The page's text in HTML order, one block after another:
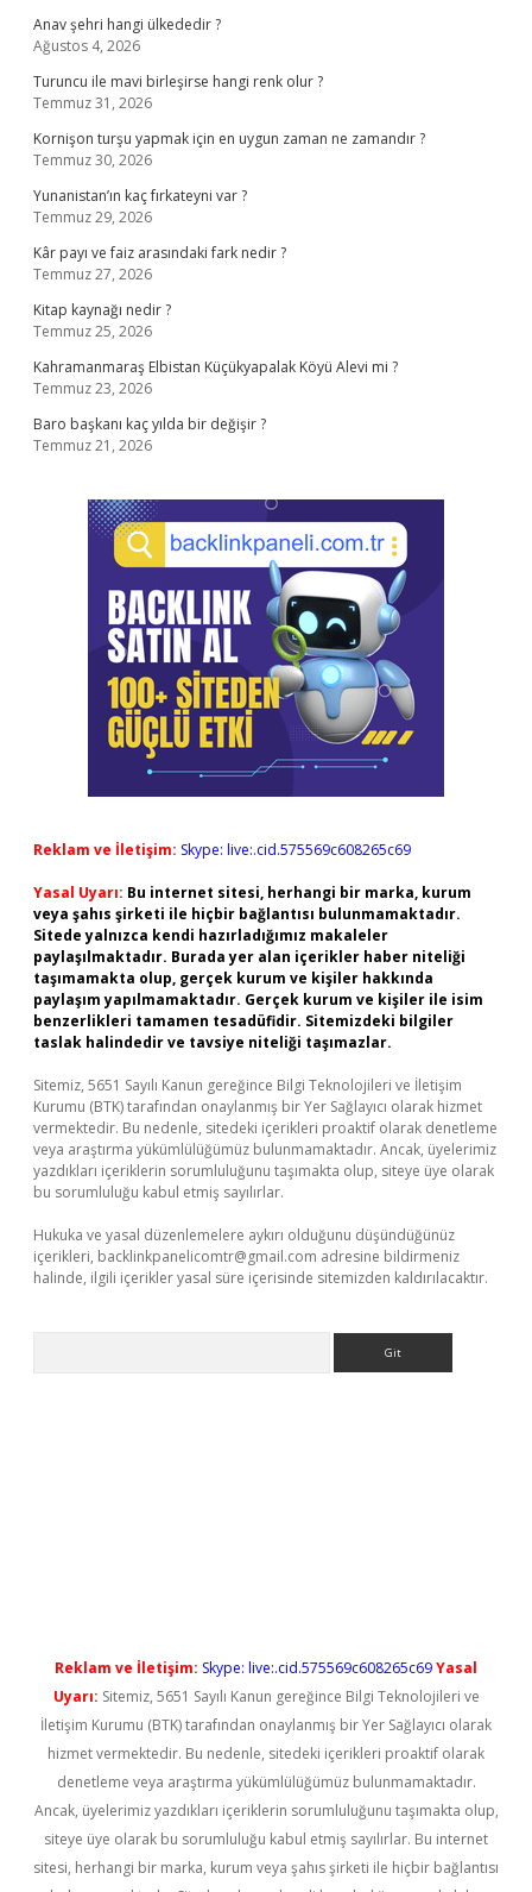
Anav şehri hangi ülkededir ?
Ağustos 4, 2026
Turuncu ile mavi birleşirse hangi renk olur ?
Temmuz 31, 2026
Kornişon turşu yapmak için en uygun zaman ne zamandır ?
Temmuz 30, 2026
Yunanistan’ın kaç fırkateyni var ?
Temmuz 29, 2026
Kâr payı ve faiz arasındaki fark nedir ?
Temmuz 27, 2026
Kitap kaynağı nedir ?
Temmuz 25, 2026
Kahramanmaraş Elbistan Küçükyapalak Köyü Alevi mi ?
Temmuz 23, 2026
Baro başkanı kaç yılda bir değişir ?
Temmuz 21, 2026
Reklam ve İletişim: Skype: live:.cid.575569c608265c69
Yasal Uyarı: Bu internet sitesi, herhangi bir marka, kurum
veya şahıs şirketi ile hiçbir bağlantısı bulunmamaktadır.
Sitede yalnızca kendi hazırladığımız makaleler
paylaşılmaktadır. Burada yer alan içerikler haber niteliği
taşımamakta olup, gerçek kurum ve kişiler hakkında
paylaşım yapılmamaktadır. Gerçek kurum ve kişiler ile isim
benzerlikleri tamamen tesadüfidir. Sitemizdeki bilgiler
taslak halindedir ve tavsiye niteliği taşımazlar.
Sitemiz, 5651 Sayılı Kanun gereğince Bilgi Teknolojileri ve İletişim
Kurumu (BTK) tarafından onaylanmış bir Yer Sağlayıcı olarak hizmet
vermektedir. Bu nedenle, sitedeki içerikleri proaktif olarak denetleme
veya araştırma yükümlülüğümüz bulunmamaktadır. Ancak, üyelerimiz
yazdıkları içeriklerin sorumluluğunu taşımakta olup, siteye üye olarak
bu sorumluluğu kabul etmiş sayılırlar.
Hukuka ve yasal düzenlemelere aykırı olduğunu düşündüğünüz
içerikleri, backlinkpanelicomtr@gmail.com adresine bildirmeniz
halinde, ilgili içerikler yasal süre içerisinde sitemizden kaldırılacaktır.
Reklam ve İletişim: Skype: live:.cid.575569c608265c69Yasal
Uyarı: Sitemiz, 5651 Sayılı Kanun gereğince Bilgi Teknolojileri ve
İletişim Kurumu (BTK) tarafından onaylanmış bir Yer Sağlayıcı olarak
hizmet vermektedir. Bu nedenle, sitedeki içerikleri proaktif olarak
denetleme veya araştırma yükümlülüğümüz bulunmamaktadır.
Ancak, üyelerimiz yazdıkları içeriklerin sorumluluğunu taşımakta olup,
siteye üye olarak bu sorumluluğu kabul etmiş sayılırlar. Bu internet
sitesi, herhangi bir marka, kurum veya şahıs şirketi ile hiçbir bağlantısı